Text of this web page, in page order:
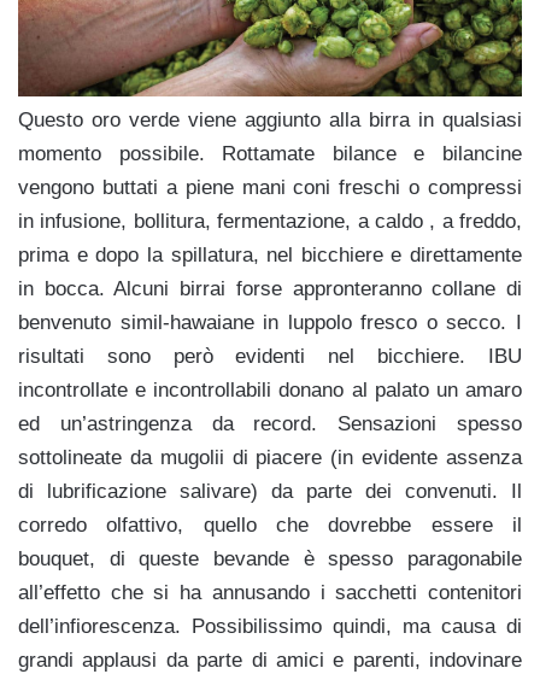
Questo oro verde viene aggiunto alla birra in qualsiasi
momento possibile. Rottamate bilance e bilancine
vengono buttati a piene mani coni freschi o compressi
in infusione, bollitura, fermentazione, a caldo , a freddo,
prima e dopo la spillatura, nel bicchiere e direttamente
in bocca. Alcuni birrai forse appronteranno collane di
benvenuto simil-hawaiane in luppolo fresco o secco. I
risultati sono però evidenti nel bicchiere. IBU
incontrollate e incontrollabili donano al palato un amaro
ed un’astringenza da record. Sensazioni spesso
sottolineate da mugolii di piacere (in evidente assenza
di lubrificazione salivare) da parte dei convenuti. Il
corredo olfattivo, quello che dovrebbe essere il
bouquet, di queste bevande è spesso paragonabile
all’effetto che si ha annusando i sacchetti contenitori
dell’infiorescenza. Possibilissimo quindi, ma causa di
grandi applausi da parte di amici e parenti, indovinare